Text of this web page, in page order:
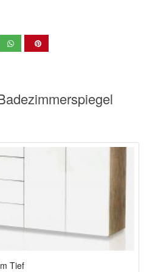
Tief